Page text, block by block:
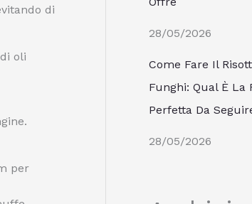
di
oli
per
28/05/2026
Come Fare Il
Funghi: Qual È La
Perfetta Da
28/05/2026